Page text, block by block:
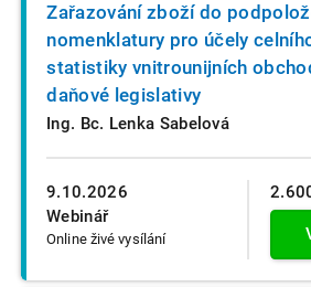
9.10.2026
Webinář
Online živé vysílání
Zařazování zboží do
nomenklatury pro účely
statistiky vnitrounijních
daňové legislativy
Ing. Bc. Lenka Sabelová